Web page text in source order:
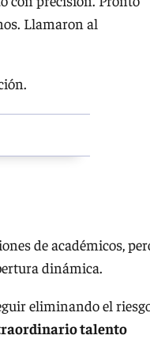
Llamaron al
de académicos,
dinámica.
eliminando el
talento